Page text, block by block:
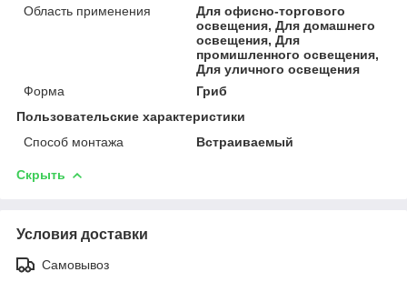
Область применения
Для офисно-торгового
освещения, Для домашнего
освещения, Для
промишленного освещения,
Для уличного освещения
Форма
Гриб
Пользовательские характеристики
Способ монтажа
Встраиваемый
Скрыть
Условия доставки
Самовывоз